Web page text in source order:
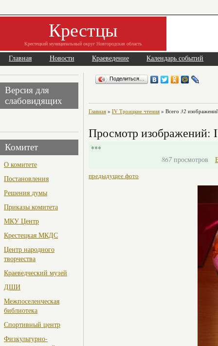
Крестцы
Крестецкий муниципальный округ Новгородская область
Главная Новости Краеведение Календарь событий
Версия для
слабовидящих
Комитет
О комитете
Постановления
Решения думы
Приказы комитета
МКУ Центр
Крестецкая МКДС
Центр народного
творчества
Краеведческий музей
ДШИ
Межпоселенческая
библиотека
Спортивный центр
Физкультурно-
Поделиться…
Главная » IV Троицкие чтения » Всего 32
Просмотр изображений:
***
867просмотров
предыдущее фото